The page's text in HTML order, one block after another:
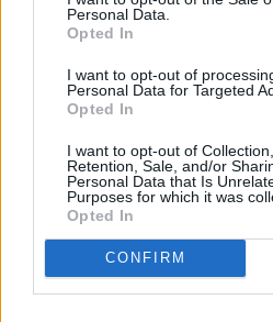
Personal Data.
Opted In
I want to opt-out of
Personal Data for Targeted
Opted In
I want to opt-out of
Retention, Sale, and/or
Personal Data that Is
Purposes for which it was
Opted In
CONFIRM
ΕΛΛΑΔΑ
«Τις περίμενα να
Τους μιλάω κάθε μέρα»:
καρδιές η κολλητή 2
χάθηκαν στα Τέμπη